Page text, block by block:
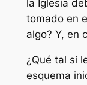
la Iglesia
tomado en
algo? Y, en
¿Qué tal si
esquema